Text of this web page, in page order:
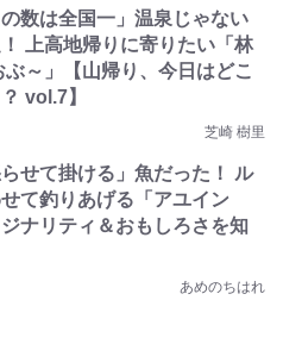
の数は全国一」温泉じゃない
上高地帰りに寄りたい「林
～」【山帰り、今日はどこ
vol.7】
芝崎 樹里
せて掛ける」魚だった！ ル
て釣りあげる「アユイン
ナリティ＆おもしろさを知
あめのちはれ